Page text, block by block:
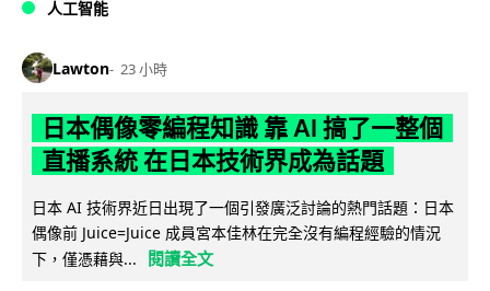
人工智能
Lawton 23 小時
日本偶像零編程知識 靠 AI 搞了一整個
直播系統 在日本技術界成為話題
日本 AI 技術界近日出現了一個引發廣泛討論的熱門話題：日本
偶像前 Juice=Juice 成員宮本佳林在完全沒有編程經驗的情況
下，僅憑藉與...
閱讀全文